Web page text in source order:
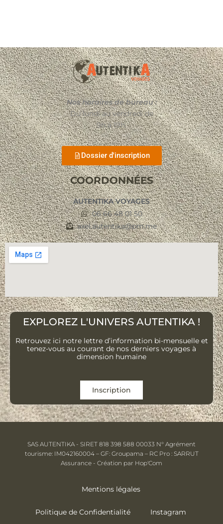
Nos horaires de bureau :
Du lundi au vendredi de
9h à 19h.
Dossier d'inscription
COORDONNÉES
AUTENTIKA VOYAGES
06 66 48 01 50
axel.autentika@pm.me
EXPLOREZ L'UNIVERS AUTENTIKA !
Retrouvez ici notre lettre d’information bi-mensuelle et
tenez-vous au courant de nos derniers voyages à
dimension humaine
Inscription
SAS AUTENTIKA - SIRET 818 398 588 00033 N° Agrément
tourisme: IM042160004 – GF: Groupama – RC Pro : SARRUT
Assurance - Création par Hop'Com
Mentions légales
Politique de Confidentialité Instagram